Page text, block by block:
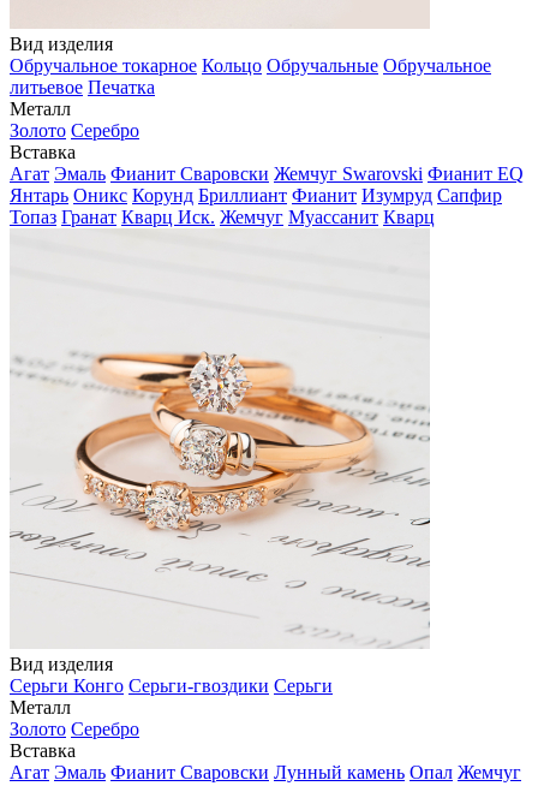
Вид изделия
Обручальное токарное Кольцо Обручальные Обручальное
литьевое Печатка
Металл
Золото Серебро
Вставка
Агат Эмаль Фианит Сваровски Жемчуг Swarovski Фианит EQ
Янтарь Оникс Корунд Бриллиант Фианит Изумруд Сапфир
Топаз Гранат Кварц Иск. Жемчуг Муассанит Кварц
Вид изделия
Серьги Конго Серьги-гвоздики Серьги
Металл
Золото Серебро
Вставка
Агат Эмаль Фианит Сваровски Лунный камень Опал Жемчуг